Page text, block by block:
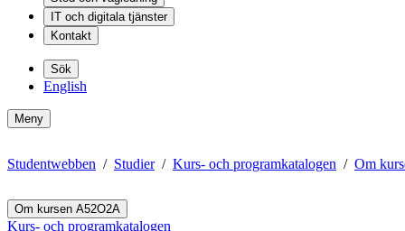
IT och digitala tjänster
Kontakt
Sök
English
Meny
Studentwebben Studier Kurs- och programkatalogen Om
Om kursen A52O2A
Kurs- och programkatalogen